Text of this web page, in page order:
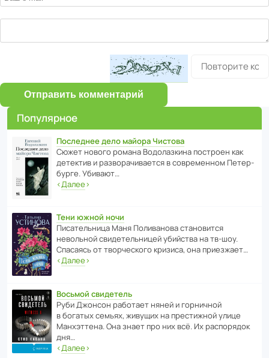
Отправить комментарий
Популярное
Последнее дело майора Чистова
Сюжет нового романа Водо­ла­з­кина пост­роен как
дете­ктив и разво­ра­чи­ва­ется в совре­менном Пете­р­
бурге. Убивают…
‹Далее›
Тени южной ночи
Писа­тель­ница Маня Поли­ва­нова стано­вится
невольной свиде­тель­ницей убийства на тв-шоу.
Спасаясь от твор­че­с­кого кризиса, она приезжает…
‹Далее›
Восьмой свидетель
Руби Джонсон рабо­тает няней и горни­чной
в богатых семьях, живущих на прес­ти­жной улице
Манх­эт­тена. Она знает про них всё. Их распо­рядок
дня…
‹Далее›